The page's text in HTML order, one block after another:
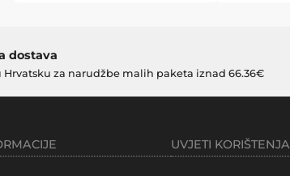
dostava
Hrvatsku za narudžbe malih paketa iznad 66.36€
UVJETI KORIŠTENJA